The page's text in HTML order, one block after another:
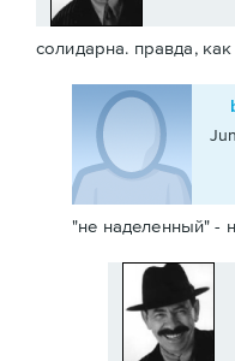
солидарна. правда,
"не наделенный" -